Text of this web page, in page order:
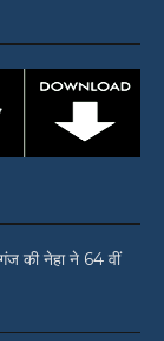
की नेहा ने 64 वीं